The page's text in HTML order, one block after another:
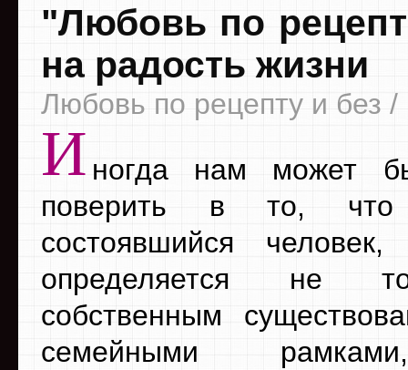
"Любовь по
на радость жизни
Любовь по рецепту и без
И ногда нам может
поверить в то, что
состоявшийся
определяется не
собственным
семейными